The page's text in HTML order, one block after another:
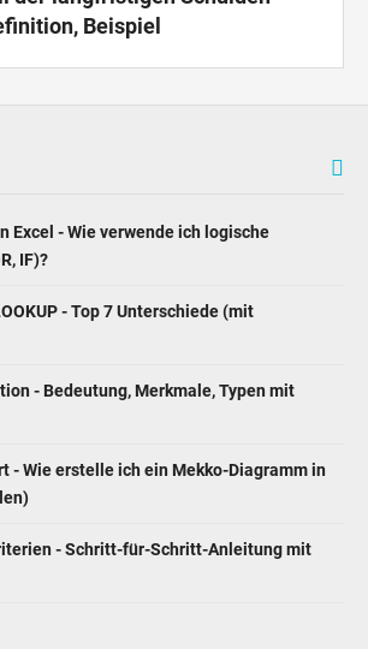
der langfristigen Schulden
Beispiel
Excel - Wie verwende ich logische
IF)?
- Top 7 Unterschiede (mit